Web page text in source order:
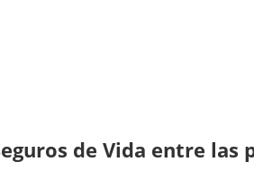
de Vida entre